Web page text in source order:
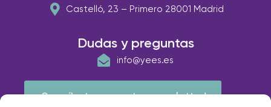
Castelló, 23 – Primero 28001 Madrid
Dudas y preguntas
info@yees.es
¡Suscríbete a nuestra newsletter!